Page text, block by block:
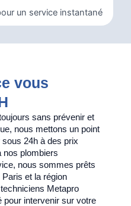
un service instantané
vous
sans prévenir et
nous mettons un point
24h à des prix
nos plombiers
nous sommes prêts
et la région
Metapro
pour intervenir sur votre